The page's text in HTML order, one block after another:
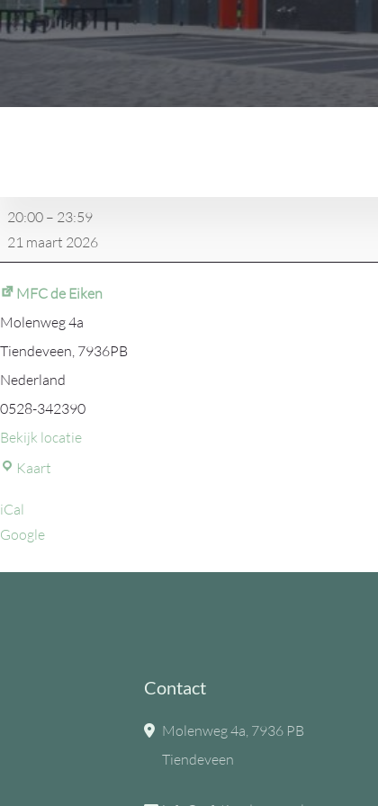
20:00 – 23:59
21 maart 2026
MFC de Eiken
Molenweg 4a
Tiendeveen, 7936PB
Nederland
0528-342390
Bekijk locatie
Kaart
iCal
Google
Contact
Molenweg 4a, 7936 PB
Tiendeveen